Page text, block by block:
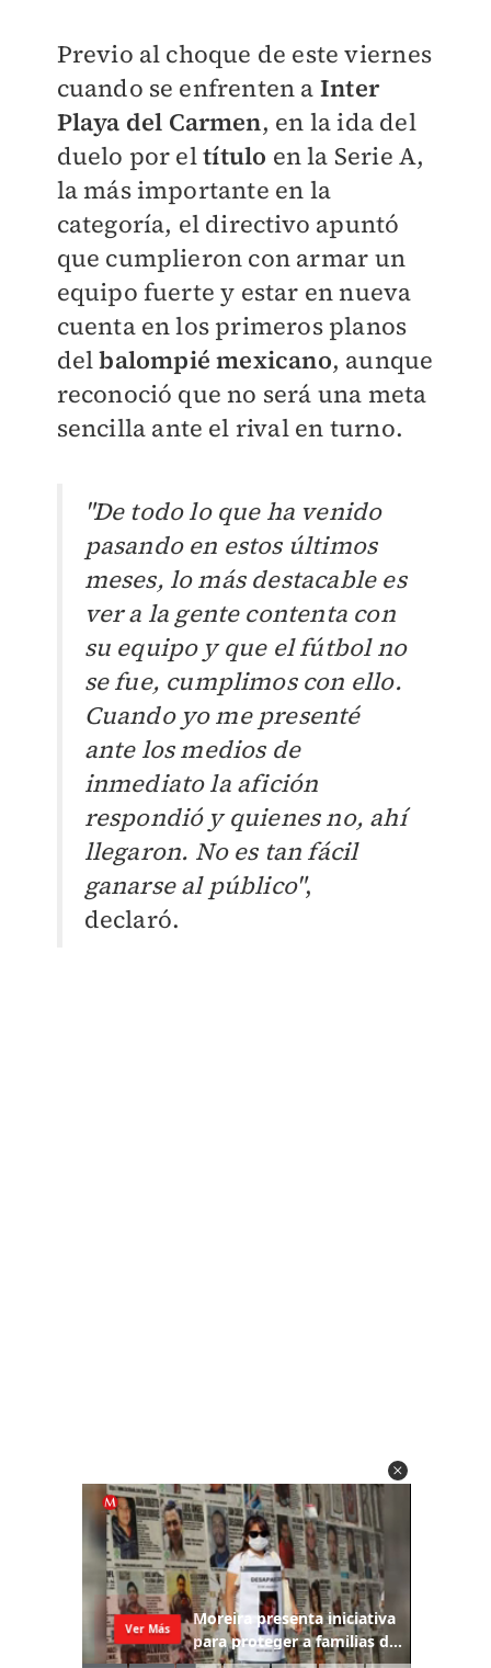
Previo al choque de este viernes
cuando se enfrenten a Inter
Playa del Carmen, en la ida del
duelo por eltítulo en la Serie A,
la más importante en la
categoría, el directivo apuntó
que cumplieron con armar un
equipo fuerte y estar en nueva
cuenta en los primeros planos
delbalompié mexicano, aunque
reconoció que no será una meta
sencilla ante el rival en turno.
"De todo lo que ha venido
pasando en estos últimos
meses, lo más destacable es
ver a la gente contenta con
su equipo y que el fútbol no
se fue, cumplimos con ello.
Cuando yo me presenté
ante los medios de
inmediato la afición
respondió y quienes no, ahí
llegaron. No es tan fácil
ganarse al público",
declaró.